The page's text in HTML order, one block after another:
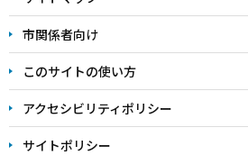
こ
こ
ま
で
市関係者向け
このサイトの使い方
アクセシビリティポリシー
サイトポリシー